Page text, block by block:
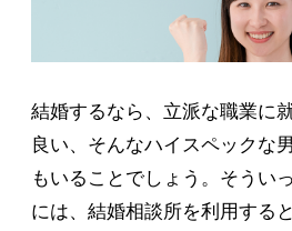
結婚するなら、立派な職業に
良い、そんなハイスペックな
もいることでしょう。そうい
には、結婚相談所を利用する